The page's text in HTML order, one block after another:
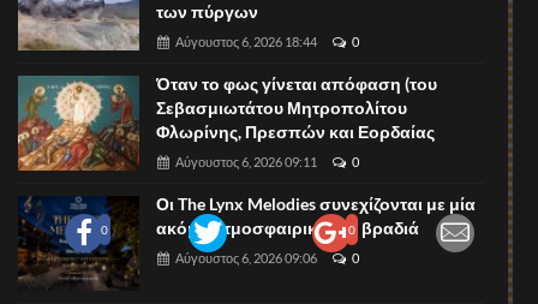
0 0
των πύργων
Αύγουστος 6, 2026 18:44 0
Όταν το φως γίνεται απόφαση (του
Σεβασμιωτάτου Μητροπολίτου
Φλωρίνης, Πρεσπών και Εορδαίας
Αύγουστος 6, 2026 09:11 0
Οι The Lynx Melodies συνεχίζονται με μία
ακόμη ατμοσφαιρική live βραδιά
Αύγουστος 6, 2026 09:06 0